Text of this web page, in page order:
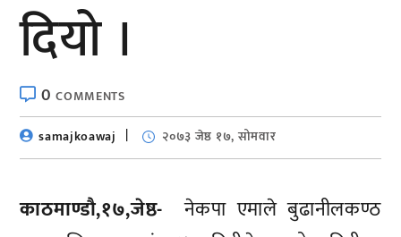
दियो ।
0COMMENTS
samajkoawaj
२०७३ जेष्ठ १७, सोमवार
काठमाण्डाै,१७,जेष्ठ- नेकपा एमाले बुढानीलकण्ठ